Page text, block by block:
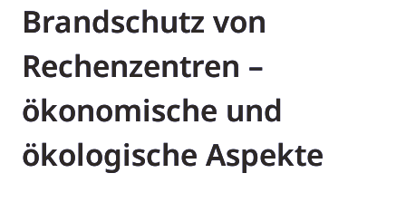
Brandschutz von
Rechenzentren –
ökonomische und
ökologische Aspekte